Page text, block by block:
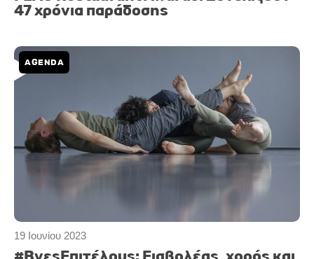
47 χρόνια παράδοσης
19 Ιουνίου 2023
AGENDA